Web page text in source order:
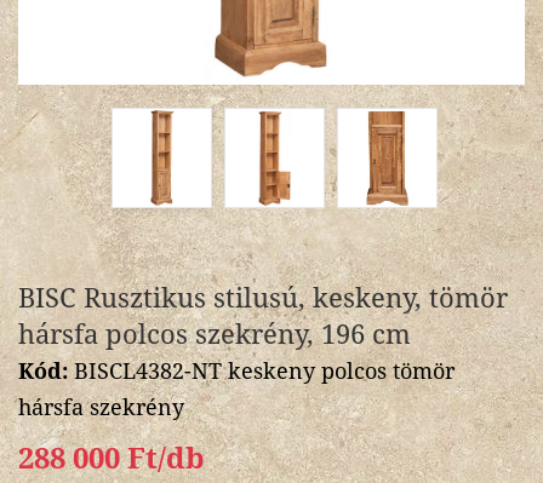
BISC Rusztikus stilusú, keskeny, tömör
hársfa polcos szekrény, 196 cm
Kód:BISCL4382-NT keskeny polcos tömör
hársfa szekrény
288 000 Ft/db